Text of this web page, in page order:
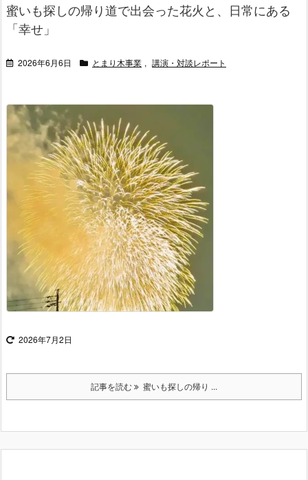
蜜いも探しの帰り道で出会った花火と、日常にある
「幸せ」
2026年6月6日 とまり木事業 , 講演・対談レポート
2026年7月2日
記事を読む 蜜いも探しの帰り ...